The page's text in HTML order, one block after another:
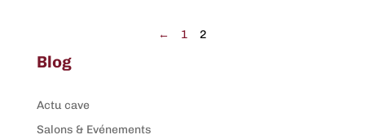
← 1 2
Blog
Actu cave
Salons & Evénements